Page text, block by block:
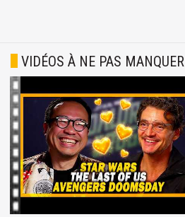
VIDÉOS À NE PAS MANQUER